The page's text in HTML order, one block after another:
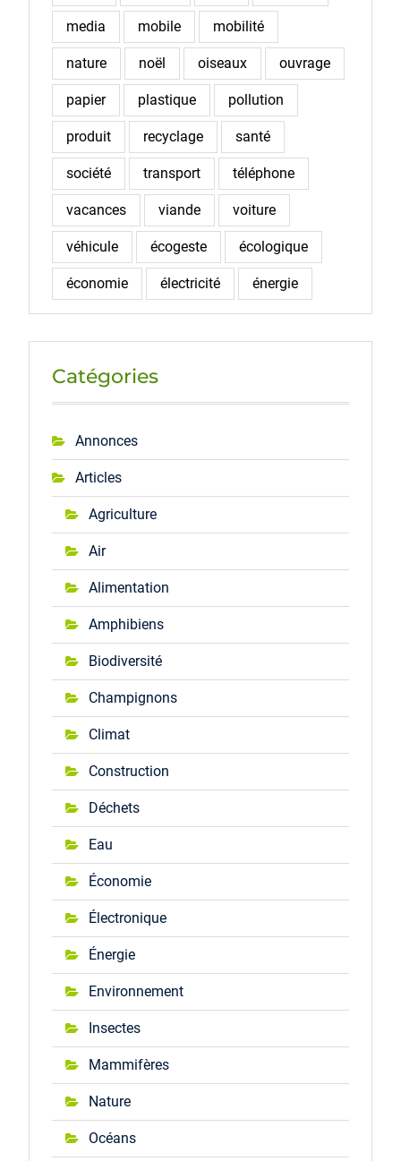
media mobile mobilité
nature noël oiseaux ouvrage
papier plastique pollution
produit recyclage santé
société transport téléphone
vacances viande voiture
véhicule écogeste écologique
économie électricité énergie
Catégories
Annonces
Articles
Agriculture
Air
Alimentation
Amphibiens
Biodiversité
Champignons
Climat
Construction
Déchets
Eau
Économie
Électronique
Énergie
Environnement
Insectes
Mammifères
Nature
Océans